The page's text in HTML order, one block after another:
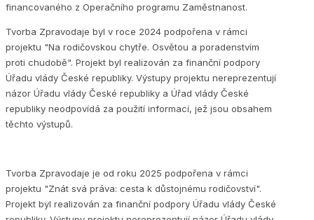
financovaného z Operačního programu Zaměstnanost.
Tvorba Zpravodaje byl v roce 2024 podpořena v rámci
projektu "Na rodičovskou chytře. Osvětou a poradenstvím
proti chudobě". Projekt byl realizován za finanční podpory
Úřadu vlády České republiky. Výstupy projektu nereprezentují
názor Úřadu vlády České republiky a Úřad vlády České
republiky neodpovídá za použití informací, jež jsou obsahem
těchto výstupů.
Tvorba Zpravodaje je od roku 2025 podpořena v rámci
projektu "Znát svá práva: cesta k důstojnému rodičovství".
Projekt byl realizován za finanční podpory Úřadu vlády České